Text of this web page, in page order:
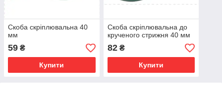
Скоба скріплювальна 40
мм
59 ₴
Купити
Скоба скріплювальна до
крученого стрижня 40 мм
82₴
Купити